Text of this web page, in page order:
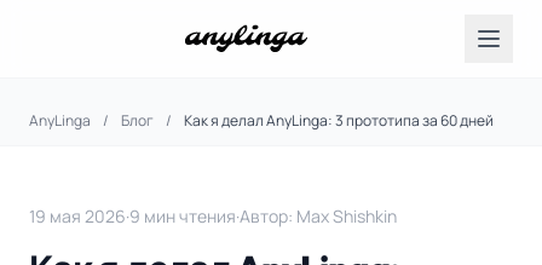
AnyLinga / Блог / Как я делал AnyLinga: 3 прототипа за 60 дней
19 мая 2026·9 мин чтения·Автор: Max Shishkin